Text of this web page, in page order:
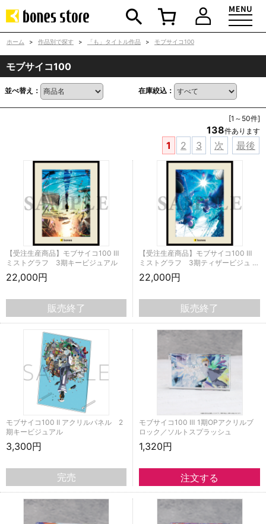
ホーム > 作品別で探す > 「も」タイトル作品 > モブサイコ100
モブサイコ100
並べ替え： 在庫絞込：
[1～50件]
138件あります
1 2 3 次 最後
【受注生産商品】モブサイコ100 Ⅲ
ミストグラフ 3期キービジュアル
22,000円
販売終了
【受注生産商品】モブサイコ100 Ⅲ
ミストグラフ 3期ティザービジュ …
22,000円
販売終了
モブサイコ100 Ⅱ アクリルパネル 2
期キービジュアル
3,300円
完売
モブサイコ100 Ⅲ 1期OPアクリルブ
ロック／ソルトスプラッシュ
1,320円